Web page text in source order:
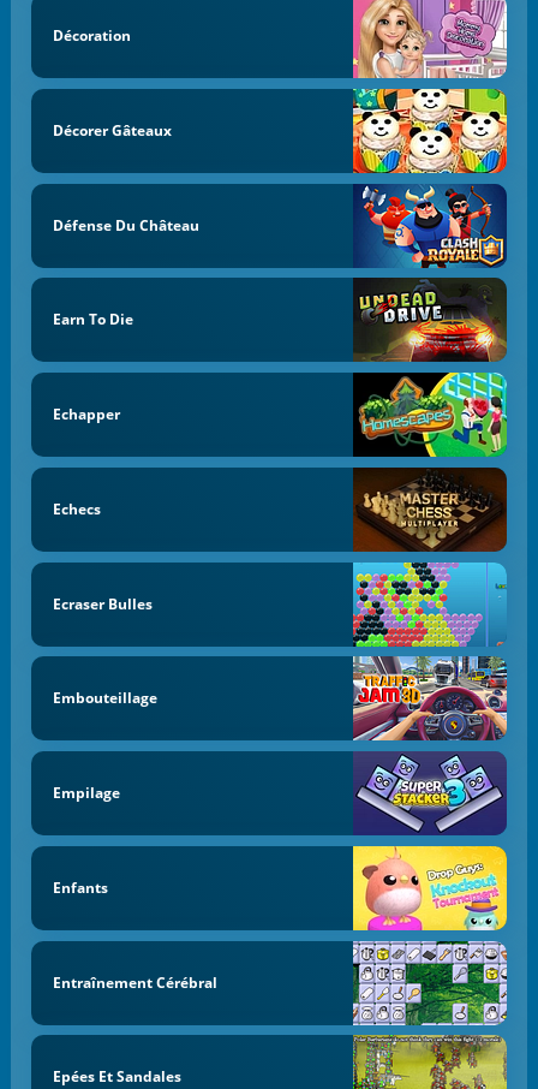
Décoration
Décorer Gâteaux
Défense Du Château
Earn To Die
Echapper
Echecs
Ecraser Bulles
Embouteillage
Empilage
Enfants
Entraînement Cérébral
Epées Et Sandales